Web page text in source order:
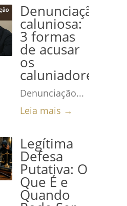
Denunciação
caluniosa:
3 formas
de acusar
os
caluniadores
Denunciação...
Leia mais →
Legítima
Defesa
Putativa: O
Que É e
Quando